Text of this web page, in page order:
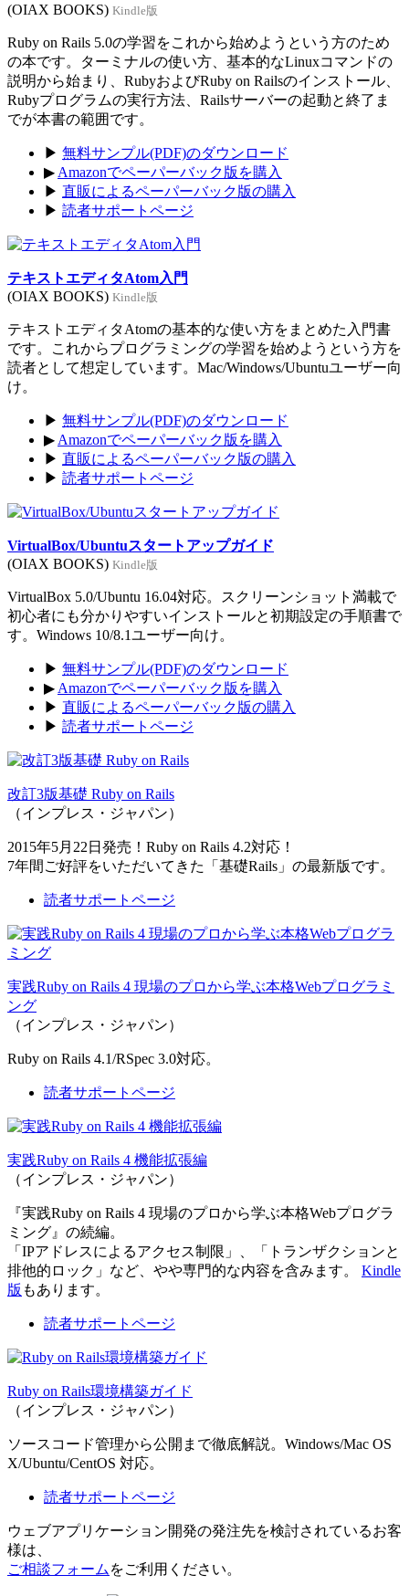
(OIAX BOOKS) Kindle版
Ruby on Rails 5.0の学習をこれから始めようという方のため
の本です。ターミナルの使い方、基本的なLinuxコマンドの
説明から始まり、RubyおよびRuby on Railsのインストール、
Rubyプログラムの実行方法、Railsサーバーの起動と終了ま
でが本書の範囲です。
▶ 無料サンプル(PDF)のダウンロード
▶ Amazonでペーパーバック版を購入
▶ 直販によるペーパーバック版の購入
▶ 読者サポートページ
テキストエディタAtom入門
(OIAX BOOKS) Kindle版
テキストエディタAtomの基本的な使い方をまとめた入門書
です。これからプログラミングの学習を始めようという方を
読者として想定しています。Mac/Windows/Ubuntuユーザー向
け。
▶ 無料サンプル(PDF)のダウンロード
▶ Amazonでペーパーバック版を購入
▶ 直販によるペーパーバック版の購入
▶ 読者サポートページ
VirtualBox/Ubuntuスタートアップガイド
(OIAX BOOKS) Kindle版
VirtualBox 5.0/Ubuntu 16.04対応。スクリーンショット満載で
初心者にも分かりやすいインストールと初期設定の手順書で
す。Windows 10/8.1ユーザー向け。
▶ 無料サンプル(PDF)のダウンロード
▶ Amazonでペーパーバック版を購入
▶ 直販によるペーパーバック版の購入
▶ 読者サポートページ
改訂3版基礎 Ruby on Rails
（インプレス・ジャパン）
2015年5月22日発売！Ruby on Rails 4.2対応！
7年間ご好評をいただいてきた「基礎Rails」の最新版です。
読者サポートページ
実践Ruby on Rails 4 現場のプロから学ぶ本格Webプログラミ
ング
（インプレス・ジャパン）
Ruby on Rails 4.1/RSpec 3.0対応。
読者サポートページ
実践Ruby on Rails 4 機能拡張編
（インプレス・ジャパン）
『実践Ruby on Rails 4 現場のプロから学ぶ本格Webプログラ
ミング』の続編。
「IPアドレスによるアクセス制限」、「トランザクションと
排他的ロック」など、やや専門的な内容を含みます。 Kindle
版 もあります。
読者サポートページ
Ruby on Rails環境構築ガイド
（インプレス・ジャパン）
ソースコード管理から公開まで徹底解説。Windows/Mac OS
X/Ubuntu/CentOS 対応。
読者サポートページ
ウェブアプリケーション開発の発注先を検討されているお客
様は、
ご相談フォーム をご利用ください。